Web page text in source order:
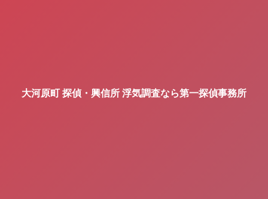
大河原町 探偵・興信所 浮気調査なら第一探偵事務所